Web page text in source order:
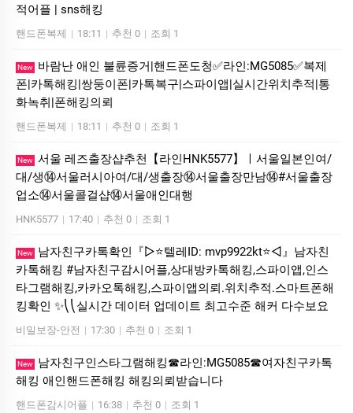
적어플 | sns해킹
핸드폰복제 | 18:11 | 추천 0 | 조회 1
New
바람난 애인 불륜증거|핸드폰도청✅라인:MG5085✅복제
폰|카톡해킹|쌍둥이폰|카톡복구|스파이앱|실시간위치추적|통
화녹취|폰해킹의뢰
핸드폰복제 | 18:11 | 추천 0 | 조회 1
New 서울 레즈출장샵추천【라인HNK5577】ㅣ서울일본인여/
대/생⑭서울러시아여/대/생출장⑭서울출장만남⑭#서울출장
업소⑭서울콜걸샵⑭서울애인대행
HNK5577 | 17:40 | 추천 0 | 조회 1
New
남자친구카톡확인『▷⭐텔레ID: mvp9922kt⭐◁』남자친
카톡해킹 #남자친구감시어플,상대방카톡해킹,스파이앱,인스
타그램해킹,카카오톡해킹,스파이앱의뢰.위치추적.스마트폰해
킹확인 ✨⎝⎝실시간 데이터 업데이트 최고수준 해커 다수보요
비밀보장-안전 | 17:30 | 추천 0 | 조회 1
New
남자친구인스타그램해킹☎라인:MG5085☎여자친구카톡
해킹 애인핸드폰해킹 해킹의뢰받습니다
핸드폰감시어플 | 16:38 | 추천 0 | 조회 1